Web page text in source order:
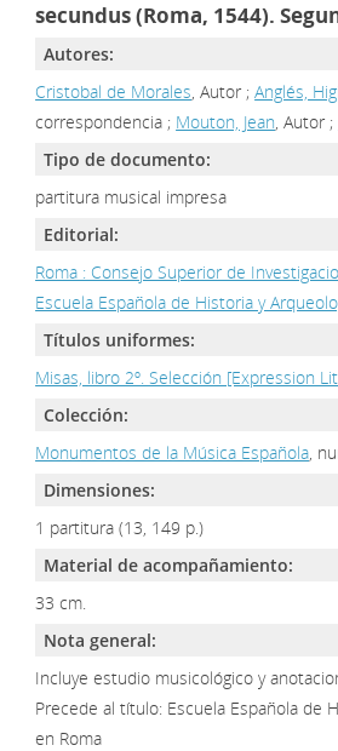
secundus (Roma, 1544).
Autores:
Cristobal de Morales, Autor ;Anglés,
correspondencia ; Mouton, Jean, Autor ;
Tipo de documento:
partitura musical impresa
Editorial:
Roma : Consejo Superior de
Escuela Española de Historia y
Títulos uniformes:
Misas, libro 2º. Selección [Expression
Colección:
Monumentos de la Música Española,
Dimensiones:
1 partitura (13, 149 p.)
Material de acompañamiento:
33 cm.
Nota general:
Incluye estudio musicológico y
Precede al título: Escuela Española de
en Roma